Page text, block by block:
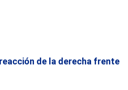
de la derecha frente